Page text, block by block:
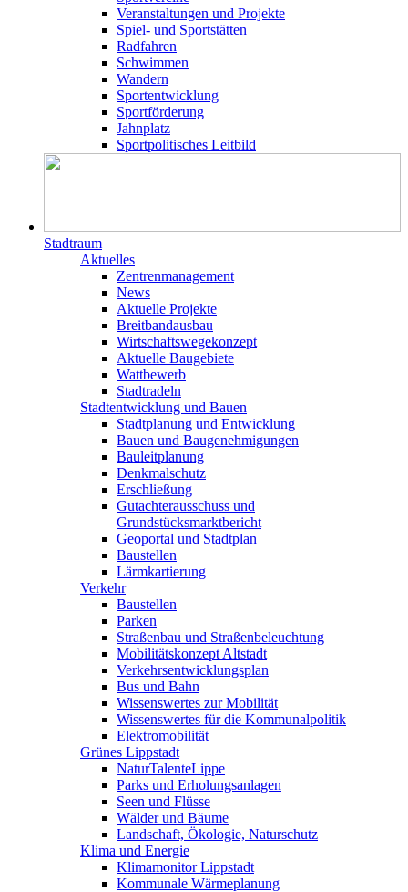
Veranstaltungen und Projekte
Spiel- und Sportstätten
Radfahren
Schwimmen
Wandern
Sportentwicklung
Sportförderung
Jahnplatz
Sportpolitisches Leitbild
Stadtraum
Aktuelles
Zentrenmanagement
News
Aktuelle Projekte
Breitbandausbau
Wirtschaftswegekonzept
Aktuelle Baugebiete
Wattbewerb
Stadtradeln
Stadtentwicklung und Bauen
Stadtplanung und Entwicklung
Bauen und Baugenehmigungen
Bauleitplanung
Denkmalschutz
Erschließung
Gutachterausschuss und
Grundstücksmarktbericht
Geoportal und Stadtplan
Baustellen
Lärmkartierung
Verkehr
Baustellen
Parken
Straßenbau und Straßenbeleuchtung
Mobilitätskonzept Altstadt
Verkehrsentwicklungsplan
Bus und Bahn
Wissenswertes zur Mobilität
Wissenswertes für die Kommunalpolitik
Elektromobilität
Grünes Lippstadt
NaturTalenteLippe
Parks und Erholungsanlagen
Seen und Flüsse
Wälder und Bäume
Landschaft, Ökologie, Naturschutz
Klima und Energie
Klimamonitor Lippstadt
Kommunale Wärmeplanung